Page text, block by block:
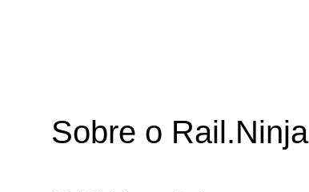
Sobre o Rail.Ninja